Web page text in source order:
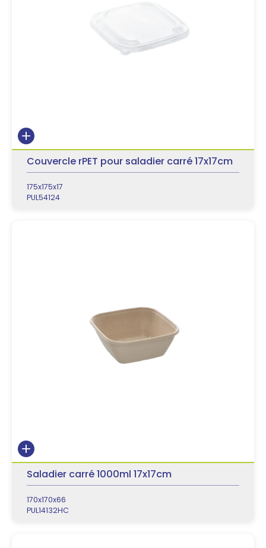
Couvercle rPET pour saladier carré 17x17cm
175x175x17
PUL54124
Saladier carré 1000ml 17x17cm
170x170x66
PUL14132HC